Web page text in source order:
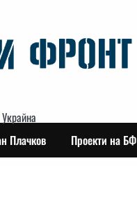
Плачков Проекти на БФ